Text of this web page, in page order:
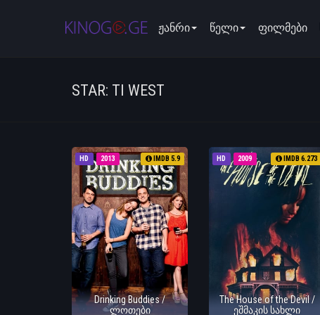
ჟანრი წელი ფილმები
STAR: TI WEST
HD 2013 IMDB 5.9
Drinking Buddies /
ლოთები
HD 2009 IMDB 6.273
The House of the Devil /
ეშმაკის სახლი